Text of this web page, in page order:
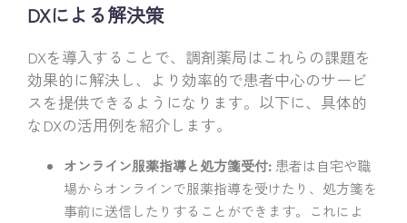
DXによる解決策
DXを導入することで、調剤薬局はこれらの課題を
効果的に解決し、より効率的で患者中心のサービ
スを提供できるようになります。以下に、具体的
なDXの活用例を紹介します。
オンライン服薬指導と処方箋受付: 患者は自宅や職
場からオンラインで服薬指導を受けたり、処方箋を
事前に送信したりすることができます。これによ